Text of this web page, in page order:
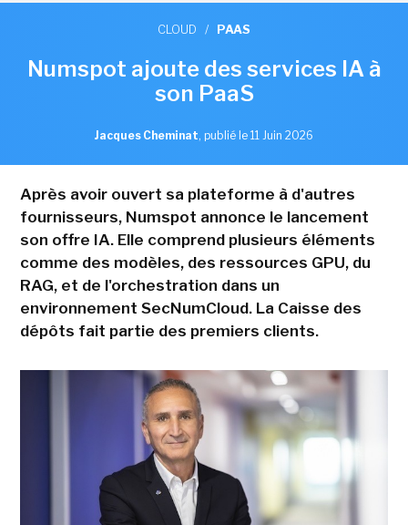
CLOUD / PAAS
Numspot ajoute des services IA à
son PaaS
Jacques Cheminat, publié le 11 Juin 2026
Après avoir ouvert sa plateforme à d'autres
fournisseurs, Numspot annonce le lancement
son offre IA. Elle comprend plusieurs éléments
comme des modèles, des ressources GPU, du
RAG, et de l'orchestration dans un
environnement SecNumCloud. La Caisse des
dépôts fait partie des premiers clients.